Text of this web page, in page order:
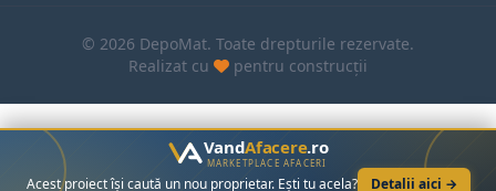
© 2026 DepoMat. Toate drepturile rezervate.
Realizat cu
pentru construcții
VandAfacere.ro
MARKETPLACE AFACERI
Acest proiect își caută un nou proprietar. Ești tu acela? Detalii aici →